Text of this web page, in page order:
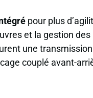
pour plus
et la gestion des
une transmission
couplé avant-